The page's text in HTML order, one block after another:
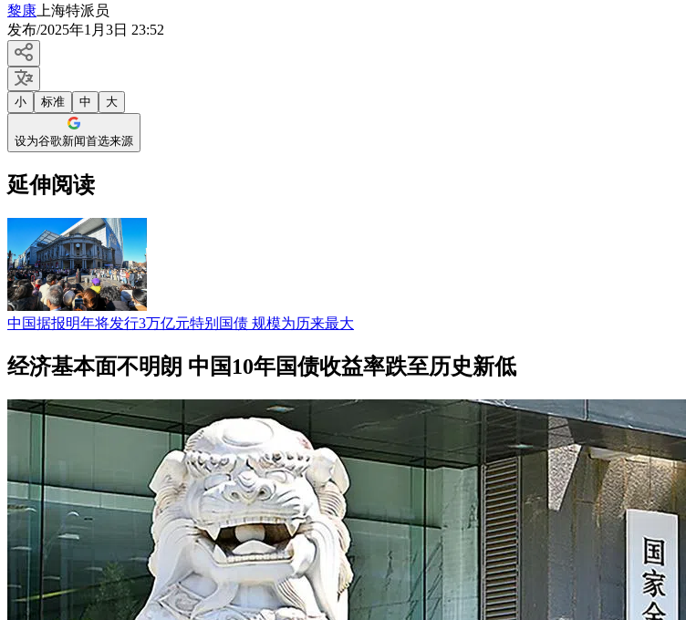
黎康 上海特派员
发布/2025年1月3日 23:52
小 标准 中 大
设为谷歌新闻首选来源
延伸阅读
中国据报明年将发行3万亿元特别国债 规模为历来最大
经济基本面不明朗 中国10年国债收益率跌至历史新低